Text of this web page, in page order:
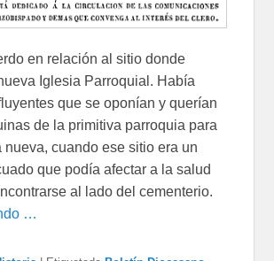
en relación al sitio donde
Iglesia Parroquial. Había
que se oponían y querían
de la primitiva parroquia para
nueva, cuando ese sitio era un
que podía afectar a la salud
al lado del cementerio.
…